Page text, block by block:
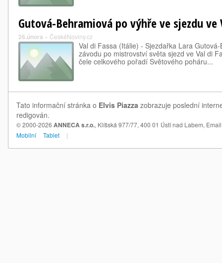
Gutová-Behramiová po výhře ve sjezdu ve
26.února » ČeskéNoviny.cz
Val di Fassa (Itálie) - Sjezdařka Lara
závodu po mistrovství světa sjezd ve Val di
čele celkového pořadí Světového poháru...
Tato informační stránka o Elvis Piazza zobrazuje poslední
redigován.
© 2000-2026 ANNECA s.r.o., Klíšská 977/77, 400 01 Ústí nad Labem,
Mobilní
Tablet |